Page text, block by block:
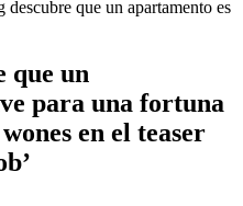
descubre que un apartamento es
que un
para una fortuna
en el teaser